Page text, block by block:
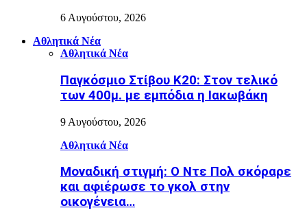
6 Αυγούστου, 2026
Αθλητικά Νέα
Αθλητικά Νέα
Παγκόσμιο Στίβου Κ20: Στον τελικό
των 400μ. με εμπόδια η Ιακωβάκη
9 Αυγούστου, 2026
Αθλητικά Νέα
Μοναδική στιγμή: Ο Ντε Πολ σκόραρε
και αφιέρωσε το γκολ στην
οικογένεια…